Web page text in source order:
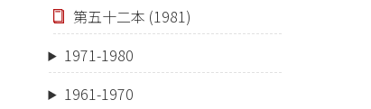
第五十二本 (1981)
1971-1980
1961-1970